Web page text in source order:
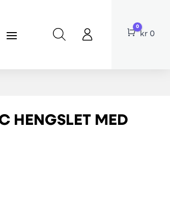
Cart
0
kr 0
HENGSLET MED